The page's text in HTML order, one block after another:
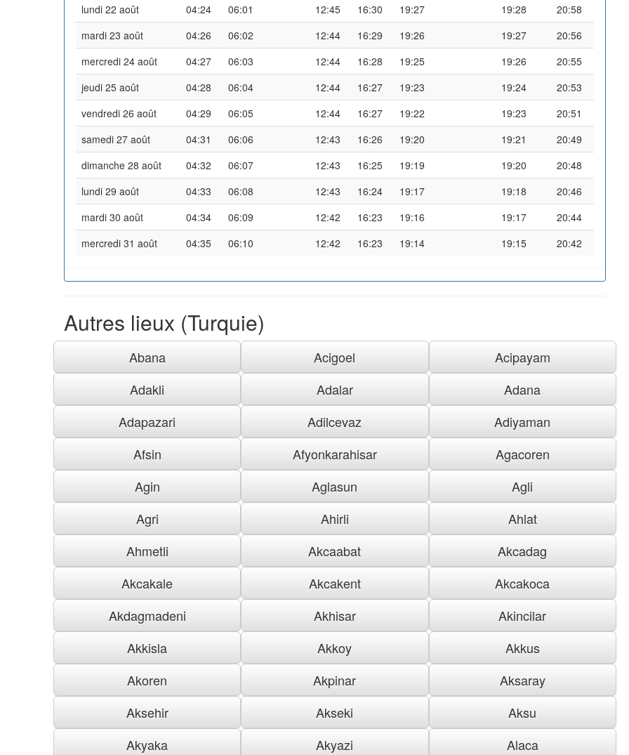
lundi 22 août
04:24 06:01 12:45 16:30 19:27 19:28
20:58
mardi 23 août
04:26 06:02 12:44 16:29 19:26 19:27
20:56
mercredi 24 août
04:27 06:03 12:44 16:28 19:25 19:26
20:55
jeudi 25 août
04:28 06:04 12:44 16:27 19:23 19:24
20:53
vendredi 26 août
04:29 06:05 12:44 16:27 19:22 19:23
20:51
samedi 27 août
04:31 06:06 12:43 16:26 19:20 19:21
20:49
dimanche 28 août
04:32 06:07 12:43 16:25 19:19 19:20
20:48
lundi 29 août
04:33 06:08 12:43 16:24 19:17 19:18
20:46
mardi 30 août
04:34 06:09 12:42 16:23 19:16 19:17
20:44
mercredi 31 août
04:35 06:10 12:42 16:23 19:14 19:15 20:42
Autres lieux (Turquie)
Abana Acigoel
Acipayam
Adakli
Adalar
Adana
Adapazari
Adilcevaz
Adiyaman
Afsin
Afyonkarahisar
Agacoren
Agin
Aglasun
Agli
Agri
Ahirli
Ahlat
Ahmetli
Akcaabat
Akcadag
Akcakale
Akcakent
Akcakoca
Akdagmadeni
Akhisar
Akincilar
Akkisla
Akkoy
Akkus
Akoren
Akpinar
Aksaray
Aksehir
Akseki
Aksu
Akyaka
Akyazi Alaca